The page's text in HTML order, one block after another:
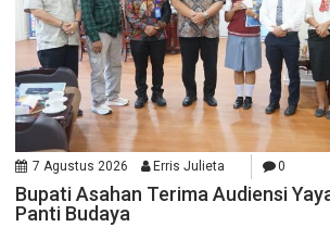
7 Agustus 2026 Erris Julieta 0
Bupati Asahan Terima Audiensi
Panti Budaya